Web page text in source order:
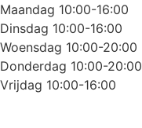
Maandag 10:00-16:00
Dinsdag 10:00-16:00
Woensdag 10:00-20:00
Donderdag 10:00-20:00
Vrijdag 10:00-16:00